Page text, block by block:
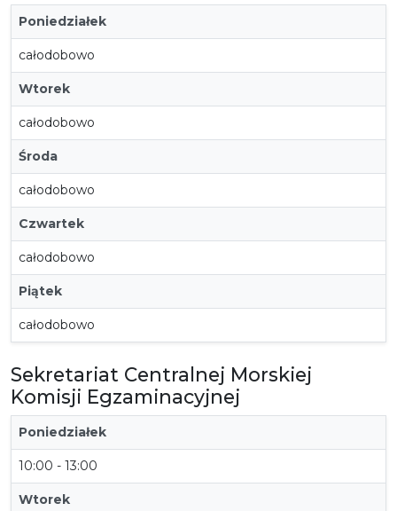
Poniedziałek
całodobowo
Wtorek
całodobowo
Środa
całodobowo
Czwartek
całodobowo
Piątek
całodobowo
Sekretariat Centralnej Morskiej
Komisji Egzaminacyjnej
Poniedziałek
10:00 - 13:00
Wtorek